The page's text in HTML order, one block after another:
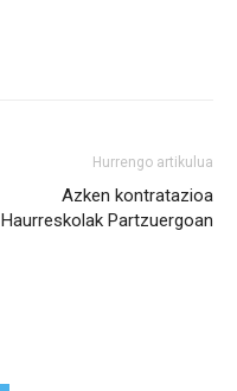
Hurrengo artikulua
Azken kontratazioa
Haurreskolak Partzuergoan